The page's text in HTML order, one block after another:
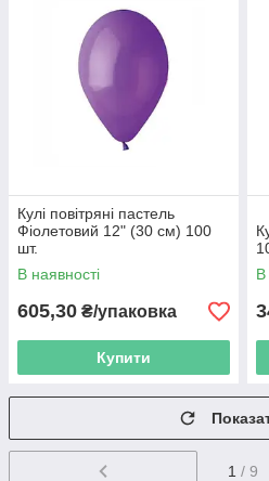
Кулі повітряні пастель
Фіолетовий 12" (30 см) 100
шт.
В наявності
605,30 ₴/упаковка
Купити
В
1 / 9